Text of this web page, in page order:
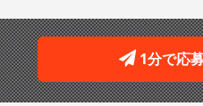
1分で応